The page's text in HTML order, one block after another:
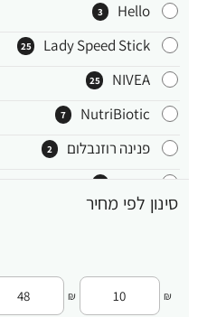
Hello
3
Lady Speed Stick
25
NIVEA
25
NutriBiotic
7
פנינה רוזנבלום 2
סינון לפי מחיר
₪
₪